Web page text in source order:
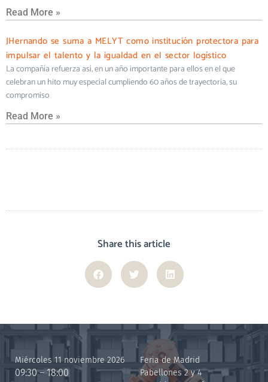
Read More »
JHernando se suma a MELYT como institución protectora para
impulsar el talento y la igualdad en el sector logístico
La compañía refuerza así, en un año importante para ellos en el que
celebran un hito muy especial cumpliendo 60 años de trayectoria, su
compromiso
Read More »
Share this article
Miércoles 11 noviembre 2026
09:30 – 18:00
Feria de Madrid
Pabellones 2 y 4